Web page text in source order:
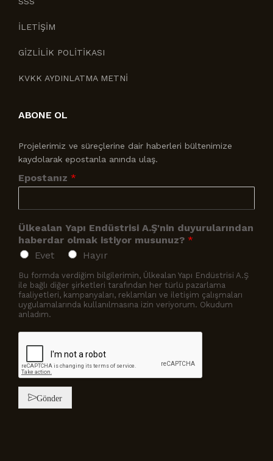
İLETİŞİM
GİZLİLİK POLİTİKASI
KVKK AYDINLATMA METNİ
ABONE OL
Projelerimiz ve süreçlerine dair haberleri bültenimize
kaydolarak epostanla anında ulaş.
Epostanız *
Ülkealan Yapı Endüstrisi A.Ş'nin duyurularından
haberdar olmak istiyor musunuz? *
Evet
Hayır
Bu formda verdiğim bilgilerimin, Ülkealan Yapı Endüstrisi A.Ş
ile bağlı diğer şirketleri tarafından her türlü pazarlama
faaliyetleri, kampanyaları, reklamları ve iletişim çalışmaları
uygulamalarında kullanılmasına izin veriyorum. Okudum
anladım.
Gönder